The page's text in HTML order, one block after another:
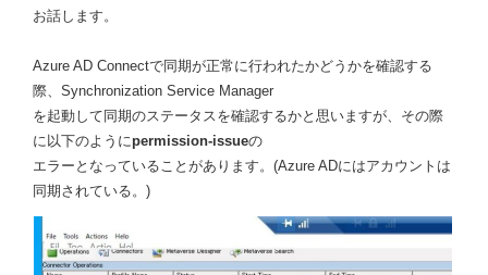
お話します。
Azure AD Connectで同期が正常に行われたかどうかを確認する
際、Synchronization Service Manager
を起動して同期のステータスを確認するかと思いますが、その際
に以下のようにpermission-issueの
エラーとなっていることがあります。(Azure ADにはアカウントは
同期されている。)